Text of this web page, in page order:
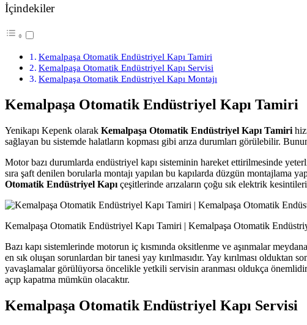
İçindekiler
Kemalpaşa Otomatik Endüstriyel Kapı Tamiri
Kemalpaşa Otomatik Endüstriyel Kapı Servisi
Kemalpaşa Otomatik Endüstriyel Kapı Montajı
Kemalpaşa Otomatik Endüstriyel Kapı Tamiri
Yenikapı Kepenk olarak Kemalpaşa Otomatik Endüstriyel Kapı Tamiri
sağlayan bu sistemde halatların kopması gibi arıza durumları görülebilir.
Motor bazı durumlarda endüstriyel kapı sisteminin hareket ettirilmesinde
sıra şaft denilen borularla montajı yapılan bu kapılarda düzgün montajlama
Otomatik Endüstriyel Kapı çeşitlerinde arızaların çoğu sık elektrik
Kemalpaşa Otomatik Endüstriyel Kapı Tamiri | Kemalpaşa Otomatik
Bazı kapı sistemlerinde motorun iç kısmında oksitlenme ve aşınmalar
en sık oluşan sorunlardan bir tanesi yay kırılmasıdır. Yay kırılması olduktan
yavaşlamalar görülüyorsa öncelikle yetkili servisin aranması oldukça
açıp kapatma mümkün olacaktır.
Kemalpaşa Otomatik Endüstriyel Kapı Servisi